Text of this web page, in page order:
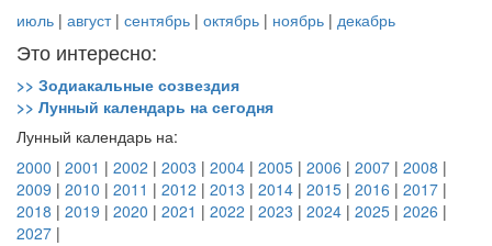
июль | август| сентябрь | октябрь | ноябрь | декабрь
Это интересно:
>> Зодиакальные созвездия
>> Лунный календарь на сегодня
Лунный календарь на:
2000 | 2001 | 2002 | 2003 | 2004 | 2005 | 2006 | 2007 | 2008 |
2009 | 2010 | 2011 | 2012 | 2013 | 2014 | 2015 | 2016 | 2017 |
2018 | 2019 | 2020 | 2021 | 2022 | 2023 | 2024 | 2025 | 2026 |
2027 |